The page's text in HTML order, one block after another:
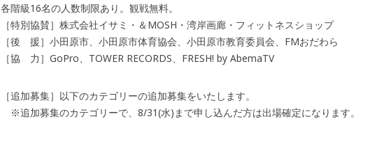
各階級16名の人数制限あり。観戦無料。
［特別協賛］株式会社イサミ・＆MOSH・湾岸画廊・フィットネスショップ
［後 援］小田原市、小田原市体育協会、小田原市教育委員会、FMおだわら
［協 力］GoPro、TOWER RECORDS、FRESH! by AbemaTV
［追加募集］以下のカテゴリーの追加募集をいたします。
※追加募集のカテゴリーで、8/31(水)まで申し込んだ方は出場確定になります。